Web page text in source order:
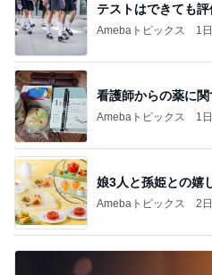
テストはできても
Amebaトピックス 1
看護師からの薬に
Amebaトピックス 1
娘3人と孫姫との嬉
Amebaトピックス 2